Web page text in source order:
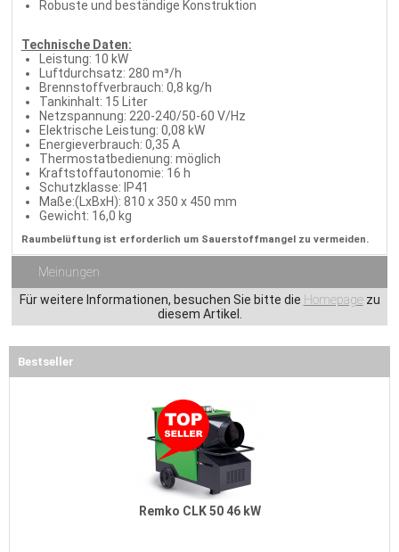
Robuste und beständige Konstruktion
Technische Daten:
Leistung: 10 kW
Luftdurchsatz: 280 m³/h
Brennstoffverbrauch: 0,8 kg/h
Tankinhalt: 15 Liter
Netzspannung: 220-240/50-60 V/Hz
Elektrische Leistung: 0,08 kW
Energieverbrauch: 0,35 A
Thermostatbedienung: möglich
Kraftstoffautonomie: 16 h
Schutzklasse: IP41
Maße:(LxBxH): 810 x 350 x 450 mm
Gewicht: 16,0 kg
Raumbelüftung ist erforderlich um Sauerstoffmangel zu vermeiden.
Meinungen
Für weitere Informationen, besuchen Sie bitte die Homepagezu
diesem Artikel.
Bestseller
Remko CLK 50 46 kW